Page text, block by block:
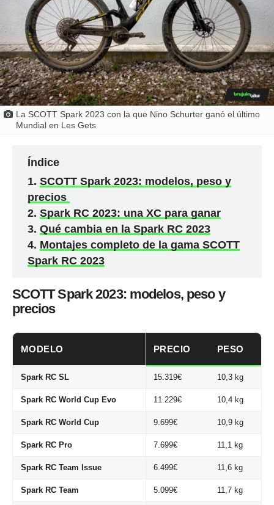
La SCOTT Spark 2023 con la que Nino Schurter ganó el último
Mundial en Les Gets
Índice
SCOTT Spark 2023: modelos, peso y
precios
Spark RC 2023: una XC para ganar
Qué cambia en la Spark RC 2023
Montajes completo de la gama SCOTT
Spark RC 2023
SCOTT Spark 2023: modelos, peso y
precios
MODELO PRECIO PESO
Spark RC SL 15.319€ 10,3 kg
Spark RC World Cup Evo 11.229€ 10,4 kg
Spark RC World Cup 9.699€ 10,9 kg
Spark RC Pro 7.699€ 11,1 kg
Spark RC Team Issue 6.499€ 11,6 kg
Spark RC Team 5.099€ 11,7 kg